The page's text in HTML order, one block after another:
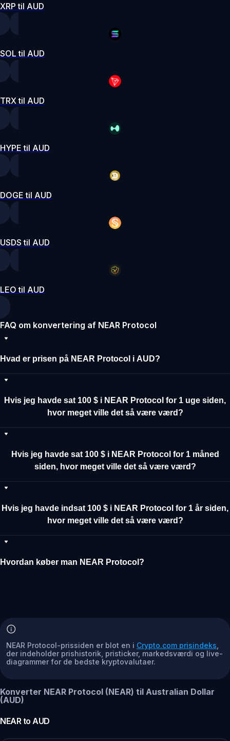
XRP til AUD
SOL til AUD
TRX til AUD
HYPE til AUD
DOGE til AUD
USDS til AUD
LEO til AUD
FAQ om konvertering af NEAR Protocol
Hvad er prisen på NEAR Protocol i AUD?
Hvis jeg havde sat 100 $ i NEAR Protocol for 1 uge siden,
hvor meget ville det så være værd?
Hvis jeg havde sat 100 $ i NEAR Protocol for 1 måned
siden, hvor meget ville det så være værd?
Hvis jeg havde indsat 100 $ i NEAR Protocol for 1 år siden,
hvor meget ville det så være værd?
Hvordan køber man NEAR Protocol?
NEAR Protocol-prissiden er blot en i Crypto.com prisindeks
der indeholder prishistorik, pristicker, markedsværdi og live-
diagrammer for de bedste kryptovalutaer.
Konverter NEAR Protocol (NEAR) til Australian Dollar
(AUD)
NEARtoAUD